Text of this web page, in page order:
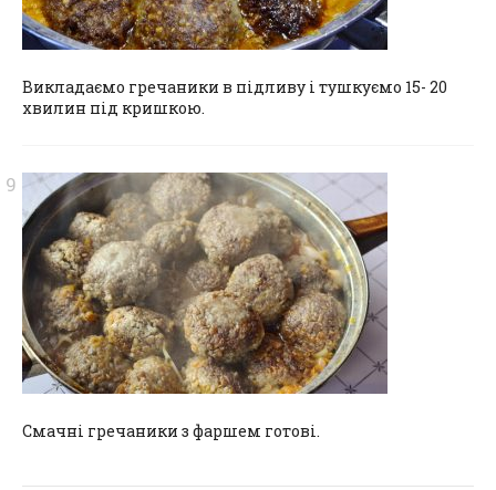
Викладаємо гречаники в підливу і тушкуємо 15- 20
хвилин під кришкою.
Смачні гречаники з фаршем готові.